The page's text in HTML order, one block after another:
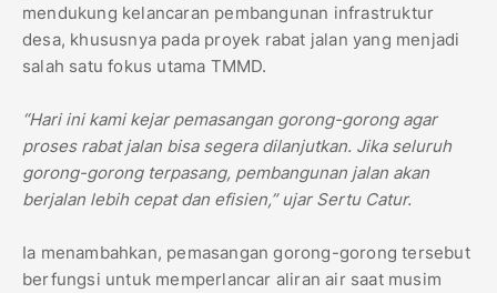
mendukung kelancaran pembangunan infrastruktur
desa, khususnya pada proyek rabat jalan yang menjadi
salah satu fokus utama TMMD.
“Hari ini kami kejar pemasangan gorong-gorong agar
proses rabat jalan bisa segera dilanjutkan. Jika seluruh
gorong-gorong terpasang, pembangunan jalan akan
berjalan lebih cepat dan efisien,” ujar Sertu Catur.
Ia menambahkan, pemasangan gorong-gorong tersebut
berfungsi untuk memperlancar aliran air saat musim